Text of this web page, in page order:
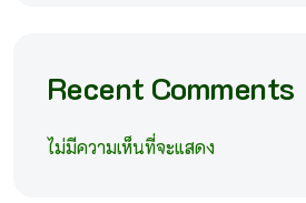
Recent Comments
ไม่มีความเห็นที่จะแสดง